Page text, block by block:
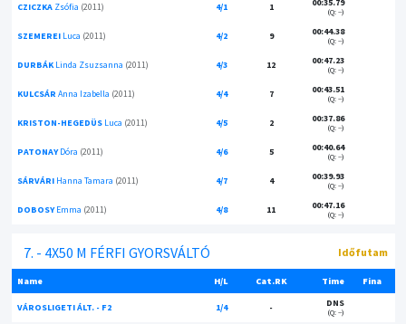
CZICZKAZsófia (2011) 4/1 1 (Q: --)
SZEMEREILuca (2011) 4/2 9 00:44.38
(Q: --)
DURBÁKLinda Zsuzsanna (2011) 4/3 12 00:47.23
(Q: --)
KULCSÁR Anna Izabella (2011) 4/4 7 00:43.51
(Q: --)
KRISTON-HEGEDÜSLuca (2011) 4/5 2 00:37.86
(Q: --)
PATONAYDóra (2011) 4/6 5 00:40.64
(Q: --)
SÁRVÁRIHanna Tamara (2011) 4/7 4 00:39.93
(Q: --)
DOBOSYEmma (2011) 4/8 11 00:47.16
(Q: --)
7. - 4X50 M FÉRFI GYORSVÁLTÓ Időfutam
Name H/L Cat.RK Time Fina
VÁROSLIGETI ÁLT. - F2 1/4 - DNS
(Q: --)